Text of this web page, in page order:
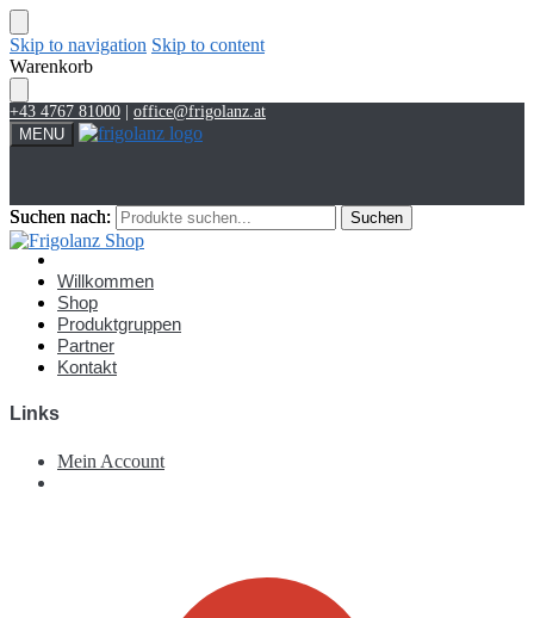
Skip to navigation Skip to content
Warenkorb
+43 4767 81000
office@frigolanz.at
MENU
Suchen nach: Suchen
Suchen nach: Suchen
Willkommen
Shop
Produktgruppen
Partner
Kontakt
Links
Mein Account